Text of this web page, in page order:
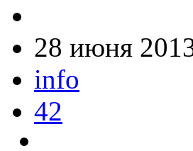
28 июня
info
42